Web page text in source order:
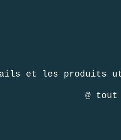
et les produits
@